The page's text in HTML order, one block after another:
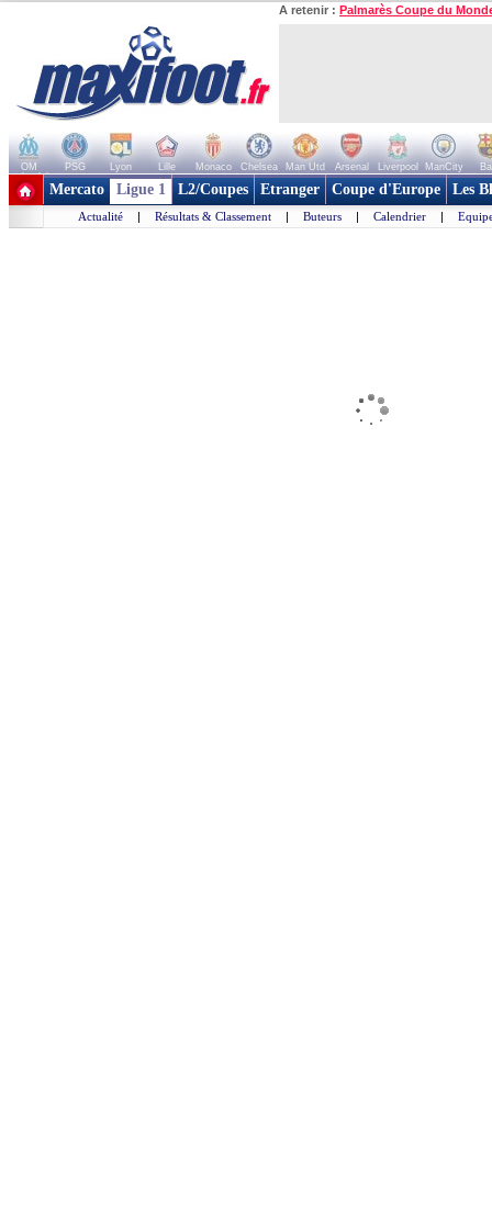
A retenir : Palmarès Coupe du
OM PSG Lyon Lille Monaco Chelsea Man Utd Arsenal Liverpool ManCity
+ de clubs
Mercato Ligue 1 L2/Coupes Etranger Coupe d'Europe Les
Actualité | Résultats & Classement | Buteurs | Calendrier |